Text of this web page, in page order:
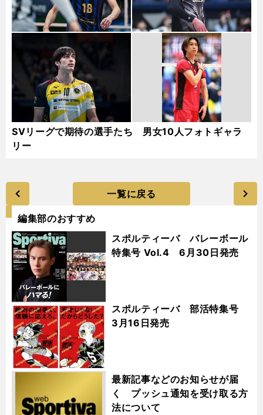
SVリーグで期待の選手たち 男女10人フォトギャラ
リー
一覧に戻る
編集部のおすすめ
スポルティーバ バレーボール
特集号 Vol.4 6月30日発売
スポルティーバ 部活特集号
3月16日発売
最新記事などのお知らせが届
く プッシュ通知を受け取る方
法について